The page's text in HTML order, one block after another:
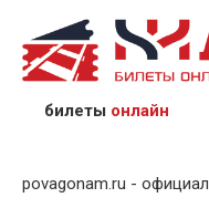
назвав кассиру 14-
предъявив
кого оформлен
билеты онлайн
povagonam.ru -